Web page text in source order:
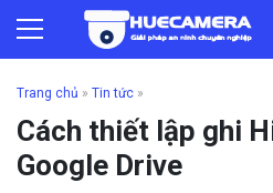
Trang chủ » Tin tức »
Cách thiết lập ghi
Google Drive